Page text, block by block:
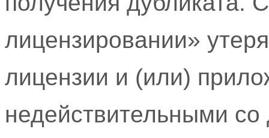
лицензировании»
лицензии и (или)
недействительными